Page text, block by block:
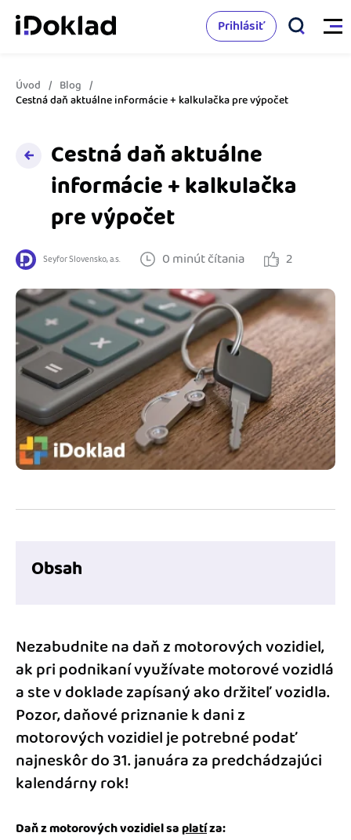
Vlastnosti
Online fakturácia
Správa kontaktov
Sledovanie cashflow
Spolupráca s účtovníkom
Prepojenie na ďalšie systémy
Spriatelení účtovníci
Katalóg doplnkov
Cenník
Vzdelanie
Ako sa vyznať vo fakturácii
Blog
Podnikateľský servis
Spýtajte sa nás
Prihlásiť
Úvod
Blog
Cestná daň aktuálne informácie + kalkulačka pre výpočet
Cestná daň aktuálne
informácie + kalkulačka
pre výpočet
Seyfor Slovensko, a.s. 0 minút čítania 2
Obsah
Nezabudnite na daň z motorových vozidiel,
ak pri podnikaní využívate motorové vozidlá
a ste v doklade zapísaný ako držiteľ vozidla.
Pozor, daňové priznanie k dani z
motorových vozidiel je potrebné podať
najneskôr do 31. januára za predchádzajúci
kalendárny rok!
Daň z motorových vozidiel saplatíza: